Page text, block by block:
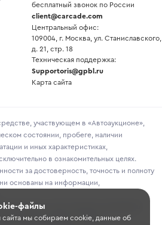
бесплатный звонок по России
client@carcade.com
Центральный офис:
109004, г. Москва, ул. Станиславского,
д. 21, стр. 18
Техническая поддержка:
Supportoris@gpbl.ru
Карта сайта
участвующем в «Автоаукционе»,
состоянии, пробеге, наличии
и иных характеристиках,
в ознакомительных целях.
за достоверность, точность и полноту
основаны на информации,
самостоятельно проверять
перед участием в торгах.
файлы
сайта мы собираем cookie, данные об